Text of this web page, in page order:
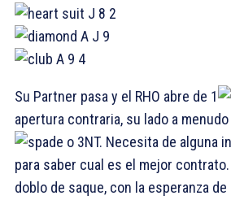
J 8 2
A J 9
A 9 4
Su Partner pasa y el RHO abre de 1
apertura contraria, su lado a
o 3NT. Necesita de alguna
para saber cual es el mejor
doblo de saque, con la esperanza